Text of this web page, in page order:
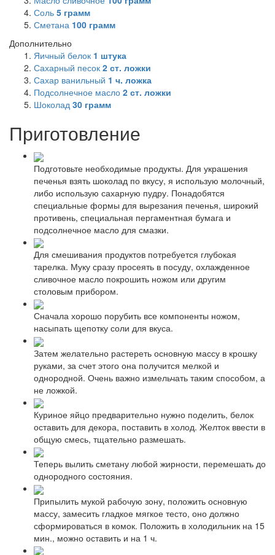
Соль 5 грамм
Сметана 100 грамм
Дополнительно
Яичный белок 1 штука
Сахарный песок 2 ст. ложки
Сахар ванильный 1 ч. ложка
Подсолнечное масло 2 ст. ложки
Шоколад 30 грамм
Приготовление
Подготовьте необходимые продукты. Для украшения
печенья взять шоколад по вкусу, я использую молочный,
либо использую сахарную пудру. Понадобятся
специальные формы для вырезания печенья, широкий
противень, специальная пергаментная бумага и
подсолнечное масло для смазки.
Для смешивания продуктов потребуется глубокая
тарелка. Муку сразу просеять в посуду, охлажденное
сливочное масло покрошить ножом или другим
столовым прибором.
Сначала хорошо порубить все компоненты ножом,
насыпать щепотку соли для вкуса.
Затем желательно растереть основную массу в крошку
руками, за счет этого она получится мелкой и
однородной. Очень важно измельчать таким способом, а
не ложкой.
Куриное яйцо предварительно нужно поделить, белок
оставить для декора, поставить в холод. Желток ввести в
общую смесь, тщательно размешать.
Теперь вылить сметану любой жирности, перемешать до
однородного состояния.
Припылить мукой рабочую зону, положить основную
массу, замесить гладкое мягкое тесто, оно должно
сформироваться в комок. Положить в холодильник на 15
мин., можно оставить и на 1 ч.